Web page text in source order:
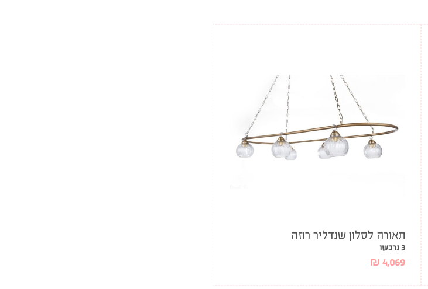
תאורה לסלון שנדליר רוזה
3 נרכשו
₪ 4,069